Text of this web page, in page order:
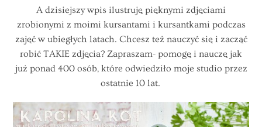
A dzisiejszy wpis ilustruję pięknymi zdjęciami
zrobionymi z moimi kursantami i kursantkami podczas
zajęć w ubiegłych latach. Chcesz też nauczyć się i zacząć
robić TAKIE zdjęcia? Zapraszam- pomogę i nauczę jak
już ponad 400 osób, które odwiedziło moje studio przez
ostatnie 10 lat.